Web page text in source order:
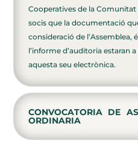
Cooperatives de la Comunitat
socis que la documentació
consideració de l’Assemblea,
l’informe d’auditoria estaran
aquesta seu electrònica.
CONVOCATORIA DE
ORDINARIA